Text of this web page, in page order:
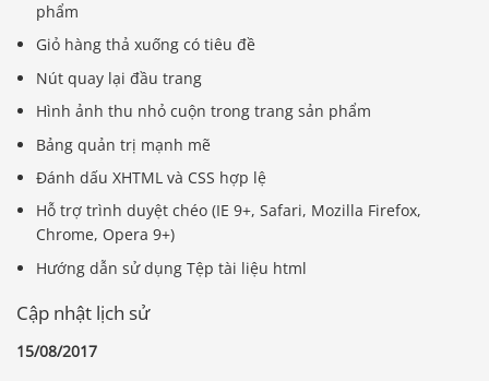
phẩm
Giỏ hàng thả xuống có tiêu đề
Nút quay lại đầu trang
Hình ảnh thu nhỏ cuộn trong trang sản phẩm
Bảng quản trị mạnh mẽ
Đánh dấu XHTML và CSS hợp lệ
Hỗ trợ trình duyệt chéo (IE 9+, Safari, Mozilla Firefox,
Chrome, Opera 9+)
Hướng dẫn sử dụng Tệp tài liệu html
Cập nhật lịch sử
15/08/2017